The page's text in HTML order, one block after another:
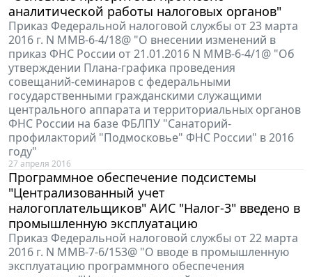
аналитической работы налоговых органов"
Приказ Федеральной налоговой службы от 23 марта
2016 г. N ММВ-6-4/18@ "О внесении изменений в
приказ ФНС России от 21.01.2016 N ММВ-6-4/1@ "Об
утверждении Плана-графика проведения
совещаний-семинаров с федеральными
государственными гражданскими служащими
центрального аппарата и территориальных органов
ФНС России на базе ФБЛПУ "Санаторий-
профилакторий "Подмосковье" ФНС России" в 2016
году"
27 апреля 2016
Программное обеспечение подсистемы
"Централизованный учет
налогоплательщиков" АИС "Налог-3" введено в
промышленную эксплуатацию
Приказ Федеральной налоговой службы от 22 марта
2016 г. N ММВ-7-6/153@ "О вводе в промышленную
эксплуатацию программного обеспечения